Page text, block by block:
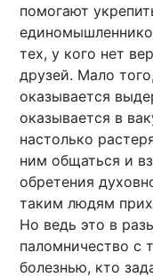
помогают
тех, у кого нет
друзей. Мало
оказывается
оказывается в
настолько
ним общаться и
обретения
таким людям
Но ведь это в
паломничество с
болезнью, кто